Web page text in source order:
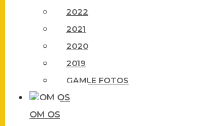
2022
2021
2020
2019
GAMLE FOTOS
OM OS